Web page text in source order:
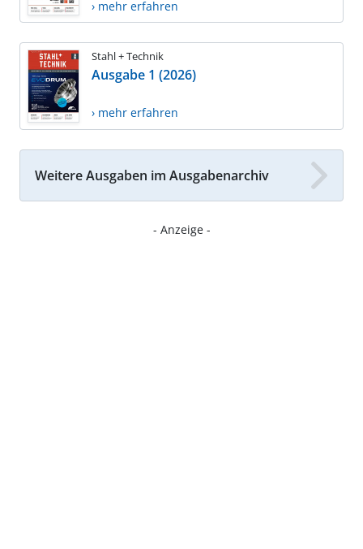
› mehr erfahren
Stahl + Technik
Ausgabe 1 (2026)
› mehr erfahren
Weitere Ausgaben im Ausgabenarchiv
- Anzeige -